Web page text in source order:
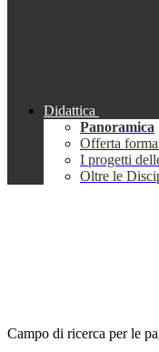
Didattica
Panoramica
Offerta
I progetti
Oltre le
Campo di ricerca per le